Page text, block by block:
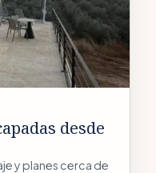
desde
y planes cerca de